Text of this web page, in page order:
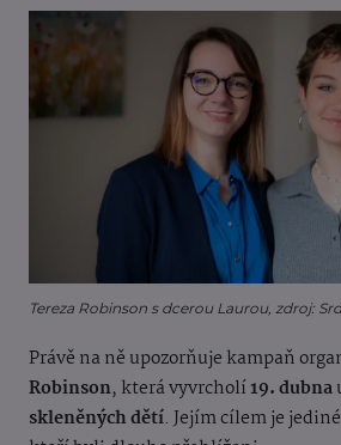
Tereza Robinson s dcerou Laurou, zdroj:
Právě na ně upozorňuje kampaň
Robinson, která vyvrcholí19. dubna
skleněných dětí. Jejím cílem je